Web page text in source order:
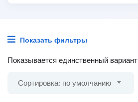
Показать фильтры
Показывается единственный вариант
Сортировка: по умолчанию